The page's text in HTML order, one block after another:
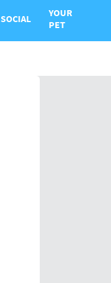
SOCIAL
YOUR
PET